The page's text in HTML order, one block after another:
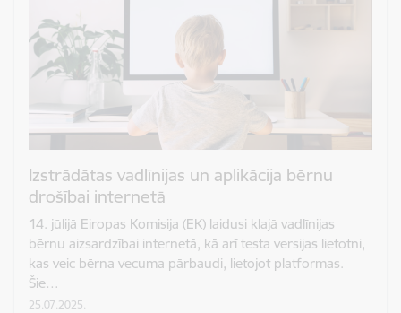
Izstrādātas vadlīnijas un aplikācija bērnu
drošībai internetā
14. jūlijā Eiropas Komisija (EK) laidusi klajā vadlīnijas
bērnu aizsardzībai internetā, kā arī testa versijas lietotni,
kas veic bērna vecuma pārbaudi, lietojot platformas.
Šie…
25.07.2025.